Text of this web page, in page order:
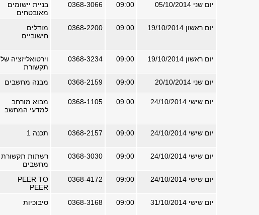
יום שני 05/10/2014
09:00
0368-3066
בניית יישומים
מאובטחים
יום ראשון 19/10/2014 09:00
0368-2200
מודלים
חישוביים
יום ראשון 19/10/2014
09:00
0368-3234
וירטואליזציה של
תקשורת
יום שני 20/10/2014
09:00
0368-2159 מבנה מחשבים
יום שישי 24/10/2014 09:00
0368-1105
מבוא מורחב
למדעי המחשב
יום שישי 24/10/2014
09:00
0368-2157 תכנה 1
יום שישי 24/10/2014
09:00
0368-3030
רשתות תקשורת
מחשבים
יום שישי 24/10/2014 09:00
0368-4172
PEER TO
PEER
יום שישי 31/10/2014 09:00
0368-3168 סיבוכיות